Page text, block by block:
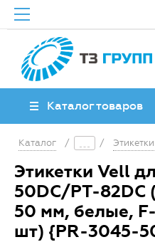
Каталог товаров
Каталог / / Этикетки
Этикетки Vell
50DC/PT-82DC
50 мм, белые,
шт) {PR-3045-